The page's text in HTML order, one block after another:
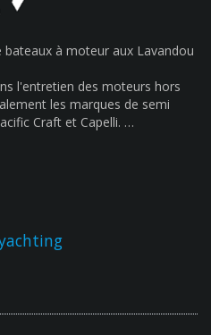
à moteur aux Lavandou
l'entretien des moteurs hors
les marques de semi
Craft et Capelli. …